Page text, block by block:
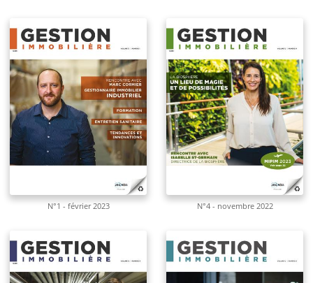
N°1 - février 2023 N°4 - novembre 2022